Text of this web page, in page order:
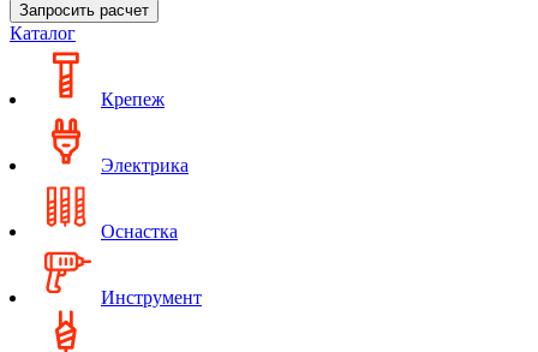
Запросить расчет
Каталог
Крепеж
Электрика
Оснастка
Инструмент